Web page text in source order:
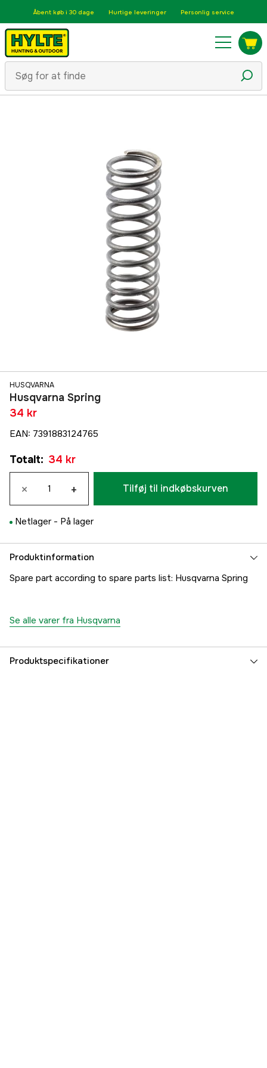
Åbent køb i 30 dage Hurtige leveringer Personlig service
HUSQVARNA
Husqvarna Spring
34 kr
EAN: 7391883124765
Totalt: 34 kr
× + Tilføj til indkøbskurven
Netlager - På lager
Produktinformation
Spare part according to spare parts list: Husqvarna Spring
Se alle varer fra Husqvarna
Produktspecifikationer